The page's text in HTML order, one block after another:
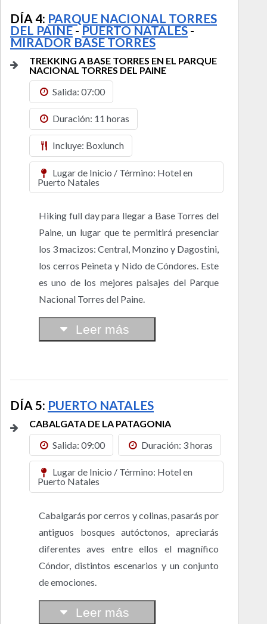
DÍA 4: PARQUE NACIONAL TORRES
DEL PAINE- PUERTO NATALES-
MIRADOR BASE TORRES
TREKKING A BASE TORRES EN EL PARQUE
NACIONAL TORRES DEL PAINE
Salida: 07:00
Duración: 11 horas
Incluye: Boxlunch
Lugar de Inicio / Término: Hotel en
Puerto Natales
Hiking full day para llegar a Base Torres del
Paine, un lugar que te permitirá presenciar
los 3 macizos: Central, Monzino y Dagostini,
los cerros Peineta y Nido de Cóndores. Este
es uno de los mejores paisajes del Parque
Nacional Torres del Paine.
Leer más
DÍA 5: PUERTO NATALES
CABALGATA DE LA PATAGONIA
Salida: 09:00
Duración: 3 horas
Lugar de Inicio / Término: Hotel en
Puerto Natales
Cabalgarás por cerros y colinas, pasarás por
antiguos bosques autóctonos, apreciarás
diferentes aves entre ellos el magnífico
Cóndor, distintos escenarios y un conjunto
de emociones.
Leer más